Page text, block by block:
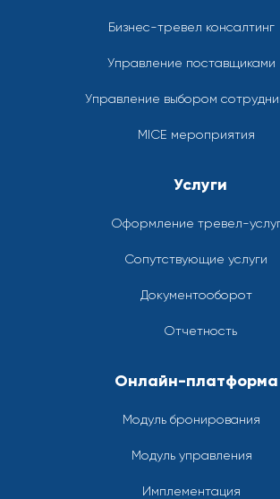
Бизнес-тревел консалтинг
Управление поставщиками
Управление выбором
MICE мероприятия
Услуги
Оформление тревел-
Сопутствующие услуги
Документооборот
Отчетность
Онлайн-платформа
Модуль бронирования
Модуль управления
Имплементация